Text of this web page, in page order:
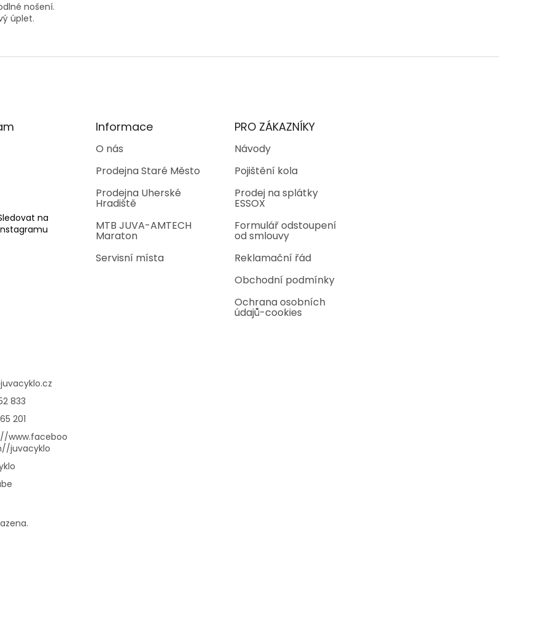
nošení.
úplet.
na
Informace
O nás
Prodejna Staré Město
Prodejna Uherské
Hradiště
MTB JUVA-AMTECH
Maraton
Servisní místa
PRO ZÁKAZNÍKY
Návody
Pojištění kola
Prodej na splátky
ESSOX
Formulář odstoupení
od smlouvy
Reklamační řád
Obchodní podmínky
Ochrana osobních
údajů-cookies
juvacyklo.cz
833
201
www.faceboo
juvacyklo